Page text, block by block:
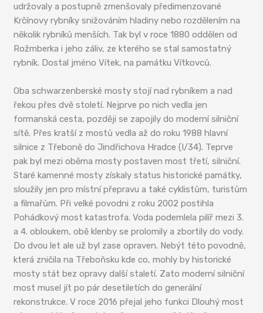
udržovaly a postupně zmenšovaly předimenzované
Krčínovy rybníky snižováním hladiny nebo rozdělením na
několik rybníků menších. Tak byl v roce 1880 oddělen od
Rožmberka i jeho záliv, ze kterého se stal samostatný
rybník. Dostal jméno Vítek, na památku Vítkovců.
Oba schwarzenberské mosty stojí nad rybníkem a nad
řekou přes dvě století. Nejprve po nich vedla jen
formanská cesta, později se zapojily do moderní silniční
sítě. Přes kratší z mostů vedla až do roku 1988 hlavní
silnice z Třeboně do Jindřichova Hradce (I/34). Teprve
pak byl mezi oběma mosty postaven most třetí, silniční.
Staré kamenné mosty získaly status historické památky,
sloužily jen pro místní přepravu a také cyklistům, turistům
a filmařům. Při velké povodni z roku 2002 postihla
Pohádkový most katastrofa. Voda podemlela pilíř mezi 3.
a 4. obloukem, obě klenby se prolomily a zbortily do vody.
Do dvou let ale už byl zase opraven. Nebýt této povodně,
která zničila na Třeboňsku kde co, mohly by historické
mosty stát bez opravy další staletí. Zato moderní silniční
most musel jít po pár desetiletích do generální
rekonstrukce. V roce 2016 přejal jeho funkci Dlouhý most